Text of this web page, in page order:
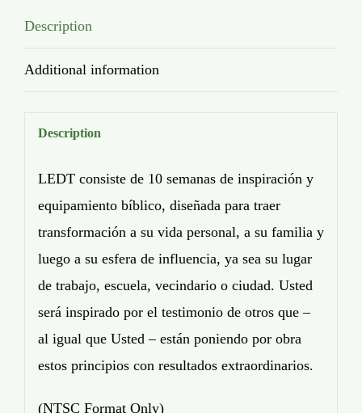
Description
Additional information
Description
LEDT consiste de 10 semanas de inspiración y
equipamiento bíblico, diseñada para traer
transformación a su vida personal, a su familia y
luego a su esfera de influencia, ya sea su lugar
de trabajo, escuela, vecindario o ciudad. Usted
será inspirado por el testimonio de otros que –
al igual que Usted – están poniendo por obra
estos principios con resultados extraordinarios.
(NTSC Format Only)